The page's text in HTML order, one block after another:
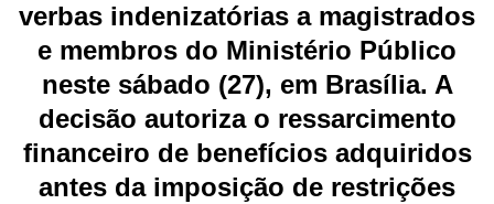
verbas indenizatórias a magistrados
e membros do Ministério Público
neste sábado (27), em Brasília. A
decisão autoriza o ressarcimento
financeiro de benefícios adquiridos
antes da imposição de restrições